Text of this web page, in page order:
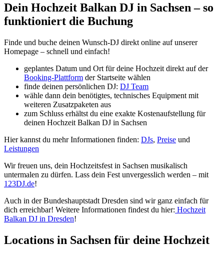
Dein Hochzeit Balkan DJ in Sachsen – so
funktioniert die Buchung
Finde und buche deinen Wunsch-DJ direkt online auf unserer
Homepage – schnell und einfach!
geplantes Datum und Ort für deine Hochzeit direkt auf der
Booking-Plattform der Startseite wählen
finde deinen persönlichen DJ: DJ Team
wähle dann dein benötigtes, technisches Equipment mit
weiteren Zusatzpaketen aus
zum Schluss erhältst du eine exakte Kostenaufstellung für
deinen Hochzeit Balkan DJ in Sachsen
Hier kannst du mehr Informationen finden: DJs, Preise und
Leistungen
Wir freuen uns, dein Hochzeitsfest in Sachsen musikalisch
untermalen zu dürfen. Lass dein Fest unvergesslich werden – mit
123DJ.de!
Auch in der Bundeshauptstadt Dresden sind wir ganz einfach für
dich erreichbar! Weitere Informationen findest du hier: Hochzeit
Balkan DJ in Dresden!
Locations in Sachsen für deine Hochzeit